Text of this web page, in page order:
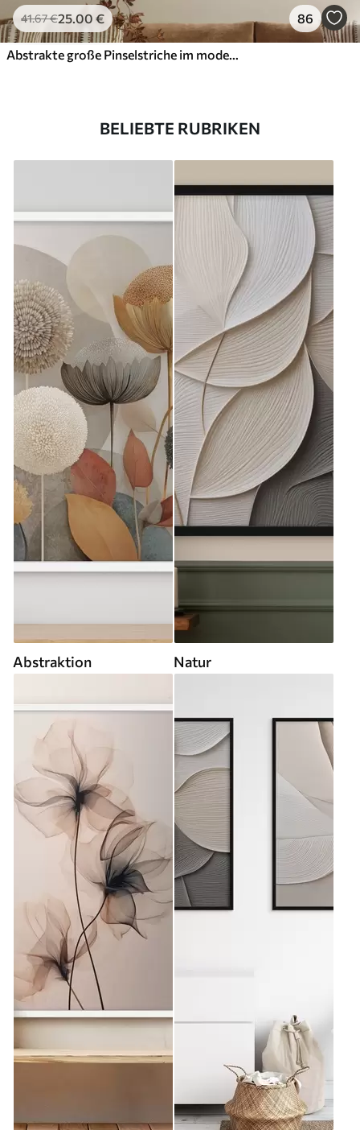
41.67€25.00 € 86
Abstrakte große Pinselstriche im modernen Stil
BELIEBTE RUBRIKEN
Abstraktion Natur